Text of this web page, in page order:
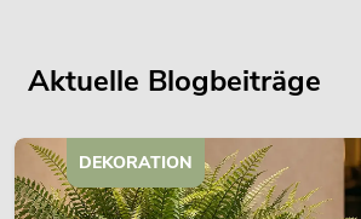
Aktuelle Blogbeiträge
DEKORATION